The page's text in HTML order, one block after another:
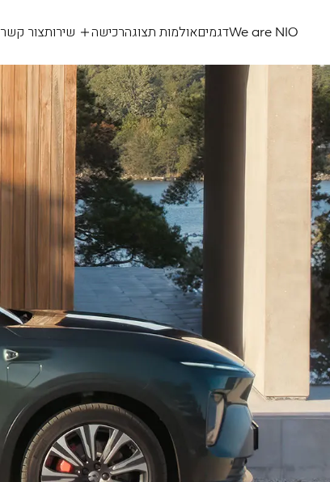
We are NIOדגמיםאולמות תצוגהרכישה שירותצור קשר
NIO
eL8